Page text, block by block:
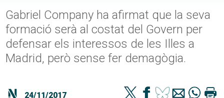
Gabriel Company ha afirmat que la seva
formació serà al costat del Govern per
defensar els interessos de les Illes a
Madrid, però sense fer demagògia.
24/11/2017